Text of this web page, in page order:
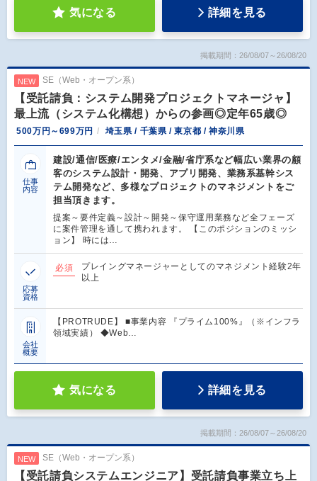
気になる 詳細を見る
掲載期間：26/08/07～26/08/20
NEW SE（Web・オープン系）
【受託請負：システム開発プロジェクトマネージャ】
最上流（システム化構想）からの参画◎定年65歳◎
500万円～699万円 埼玉県 / 千葉県 / 東京都 / 神奈川県
仕事
内容
建設/通信/医療/エンタメ/金融/省庁系など幅広い業界の顧
客のシステム設計・開発、アプリ開発、業務系基幹シス
テム開発など、多様なプロジェクトのマネジメントをご
担当頂きます。
提案～要件定義～設計～開発～保守運用業務など全フェーズ
に案件管理を通して携われます。 【このポジションのミッシ
ョン】 時には…
応募
資格
必須
プレイングマネージャーとしてのマネジメント経験2年
以上
会社
概要
【PROTRUDE】 ■事業内容 『プライム100%』（※インフラ
領域実績） ◆Web…
気になる 詳細を見る
掲載期間：26/08/07～26/08/20
NEW SE（Web・オープン系）
【受託請負システムエンジニア】受託請負事業立ち上